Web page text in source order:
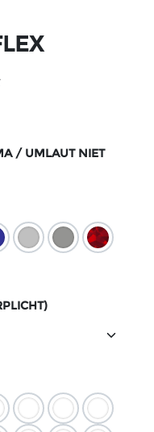
/ UMLAUT NIET